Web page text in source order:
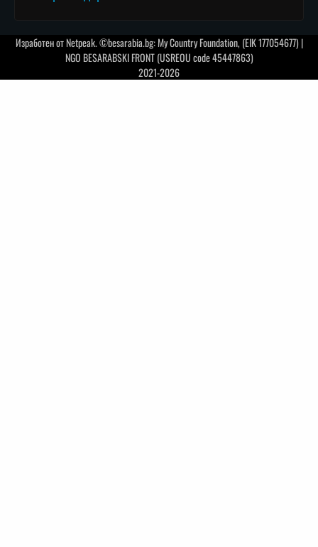
Изработен отNetpeak. ©besarabia.bg: My Country Foundation, (EIK 177054677) |
NGO BESARABSKI FRONT (USREOU code 45447863)
2021-2026